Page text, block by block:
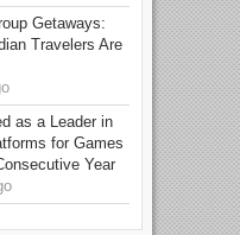
Getaways:
Travelers Are
as a Leader in
for Games
Year